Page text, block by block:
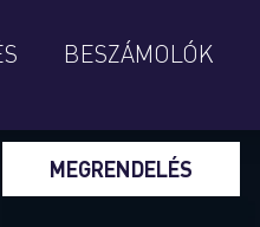
BESZÁMOLÓK
MEGRENDELÉS